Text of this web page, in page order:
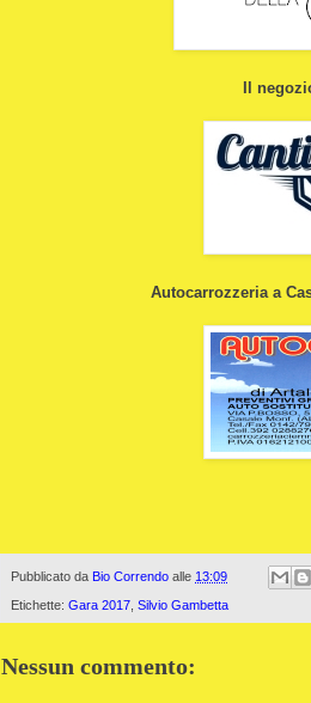
Il
Autocarrozzeria a
Pubblicato da Bio Correndo alle 13:09
Etichette: Gara 2017 Silvio Gambetta
Nessun commento: